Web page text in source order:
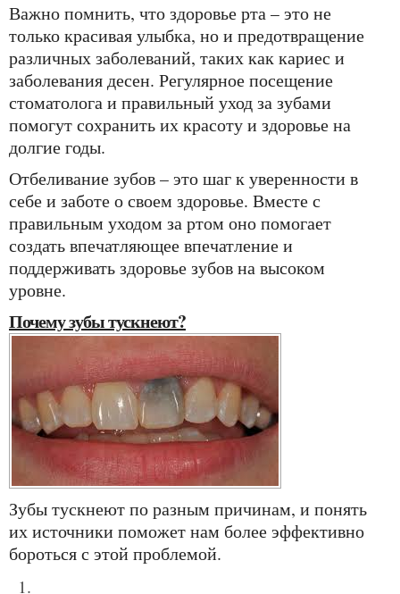
Важно помнить, что здоровье рта – это не
только красивая улыбка, но и предотвращение
различных заболеваний, таких как кариес и
заболевания десен. Регулярное посещение
стоматолога и правильный уход за зубами
помогут сохранить их красоту и здоровье на
долгие годы.
Отбеливание зубов – это шаг к уверенности в
себе и заботе о своем здоровье. Вместе с
правильным уходом за ртом оно помогает
создать впечатляющее впечатление и
поддерживать здоровье зубов на высоком
уровне.
Почему зубы тускнеют?
Зубы тускнеют по разным причинам, и понять
их источники поможет нам более эффективно
бороться с этой проблемой.